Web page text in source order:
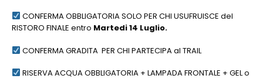
CONFERMA OBBLIGATORIA SOLO PER CHI USUFRUISCE del
RISTORO FINALE entro Martedi 14 Luglio.
CONFERMA GRADITA PER CHI PARTECIPA al TRAIL
RISERVA ACQUA OBBLIGATORIA + LAMPADA FRONTALE + GEL o